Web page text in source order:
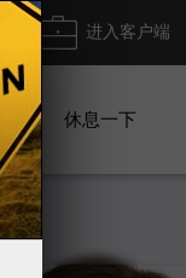
进入客户端
休息一下